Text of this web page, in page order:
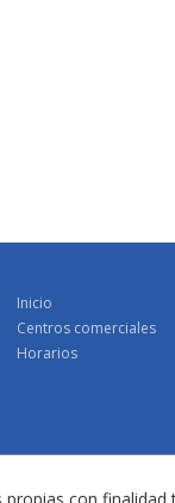
Inicio
Centros comerciales
Horarios